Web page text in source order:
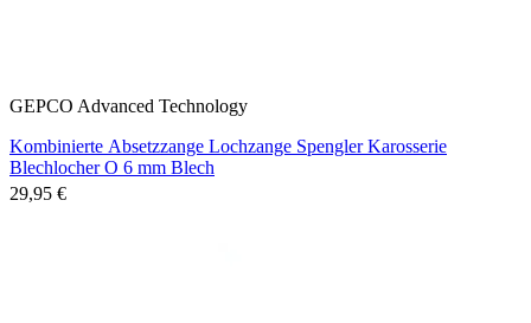
GEPCO Advanced Technology
Kombinierte Absetzzange Lochzange Spengler Karosserie
Blechlocher O 6 mm Blech
29,95 €